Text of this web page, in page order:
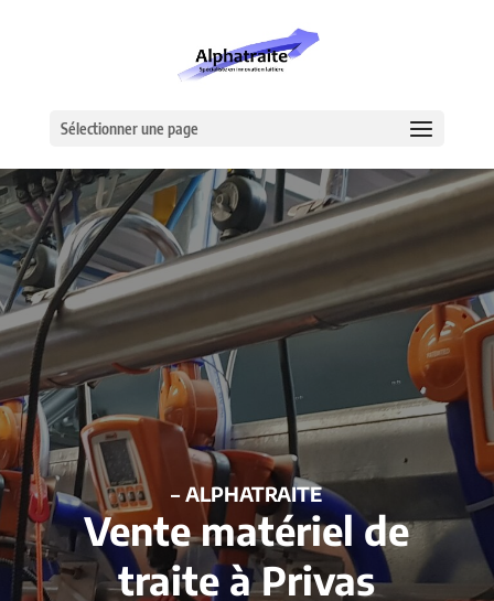
Sélectionner une page
– ALPHATRAITE
Vente matériel de
traite à Privas